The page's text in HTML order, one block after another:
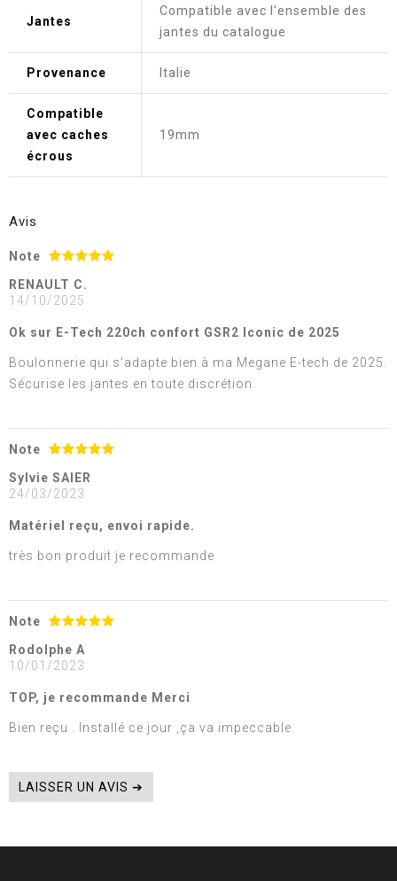
Jantes
Compatible avec l'ensemble des
jantes du catalogue
Provenance Italie
Compatible
avec caches
écrous
19mm
Avis
Note
RENAULT C.
14/10/2025
Ok sur E-Tech 220ch confort GSR2 Iconic de 2025
Boulonnerie qui s'adapte bien à ma Megane E-tech de 2025.
Sécurise les jantes en toute discrétion.
Note
Sylvie SAIER
24/03/2023
Matériel reçu, envoi rapide.
très bon produit je recommande
Note
Rodolphe A
10/01/2023
TOP, je recommande Merci
Bien reçu . Installé ce jour ,ça va impeccable
LAISSER UN AVIS ➔